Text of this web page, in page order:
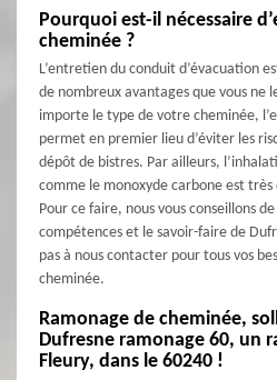
Pourquoi est-il nécessaire
cheminée ?
L’entretien du conduit d’évacuation
de nombreux avantages que vous ne
importe le type de votre cheminée,
permet en premier lieu d’éviter les
dépôt de bistres. Par ailleurs,
comme le monoxyde carbone est
Pour ce faire, nous vous conseillons
compétences et le savoir-faire de
pas à nous contacter pour tous vos
cheminée.
Ramonage de cheminée,
Dufresne ramonage 60, un
Fleury, dans le 60240 !